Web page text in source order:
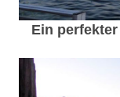
Ein